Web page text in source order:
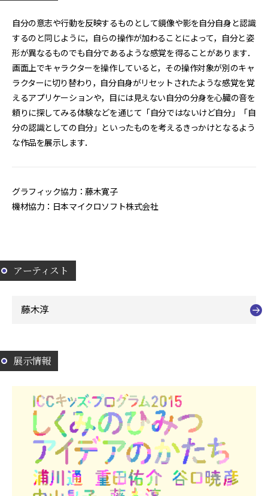
自分の意志や行動を反映するものとして鏡像や影を自分自身と認識
するのと同じように，自らの操作が加わることによって，自分と姿
形が異なるものでも自分であるような感覚を得ることがあります．
画面上でキャラクターを操作していると，その操作対象が別のキャ
ラクターに切り替わり，自分自身がリセットされたような感覚を覚
えるアプリケーションや，目には見えない自分の分身を心臓の音を
頼りに探してみる体験などを通じて「自分ではないけど自分」「自
分の認識としての自分」といったものを考えるきっかけとなるよう
な作品を展示します．
グラフィック協力：藤木寛子
機材協力：日本マイクロソフト株式会社
アーティスト
藤木淳
展示情報